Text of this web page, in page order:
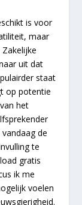
is voor
maar
uit dat
staat
op potentie
het
de
te
gratis
ik me
voelen